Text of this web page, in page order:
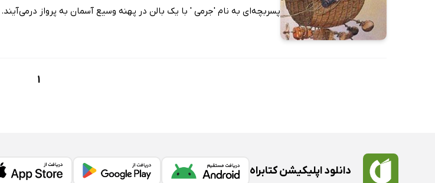
پسربچه‌ای به نام 'جرمی ' با یک بالن در پهنه وسیع آسمان به پرواز
1
دانلود اپلیکیشن کتابراه